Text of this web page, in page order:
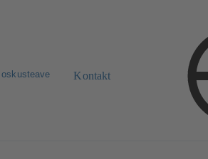
Kontakt